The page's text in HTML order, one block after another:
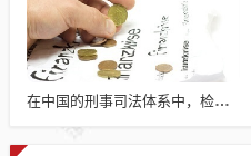
在中国的刑事司法体系中，检察院才是最大的？